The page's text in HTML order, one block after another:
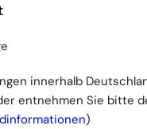
innerhalb
entnehmen Sie bitte
)